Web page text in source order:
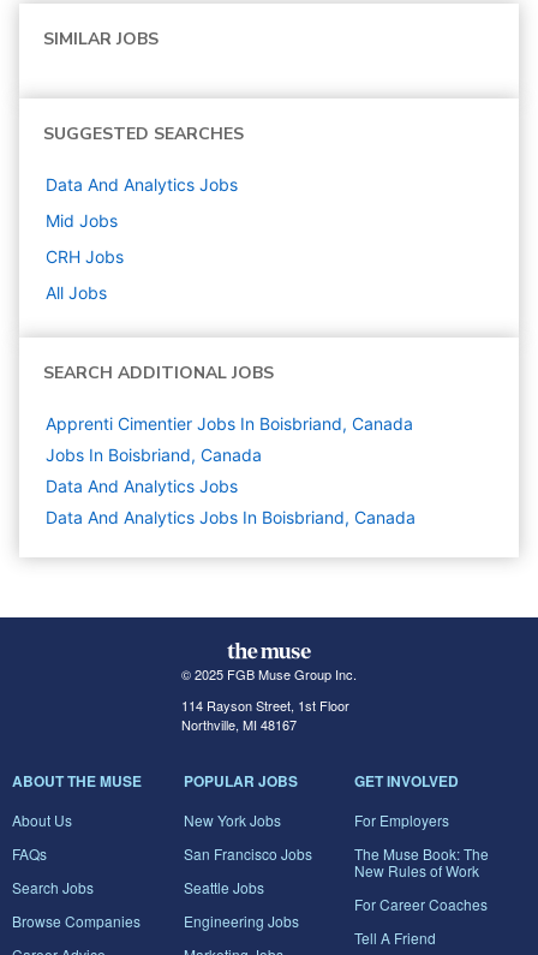
SIMILAR JOBS
SUGGESTED SEARCHES
Data And Analytics Jobs
Mid Jobs
CRH Jobs
All Jobs
SEARCH ADDITIONAL JOBS
Apprenti Cimentier Jobs In Boisbriand, Canada
Jobs In Boisbriand, Canada
Data And Analytics Jobs
Data And Analytics Jobs In Boisbriand, Canada
© 2025 FGB Muse Group Inc.
114 Rayson Street, 1st Floor
Northville, MI 48167
ABOUT THE MUSE
About Us
FAQs
Search Jobs
Browse Companies
POPULAR JOBS
New York Jobs
San Francisco Jobs
Seattle Jobs
Engineering Jobs
GET INVOLVED
For Employers
The Muse Book: The
New Rules of Work
For Career Coaches
Tell A Friend